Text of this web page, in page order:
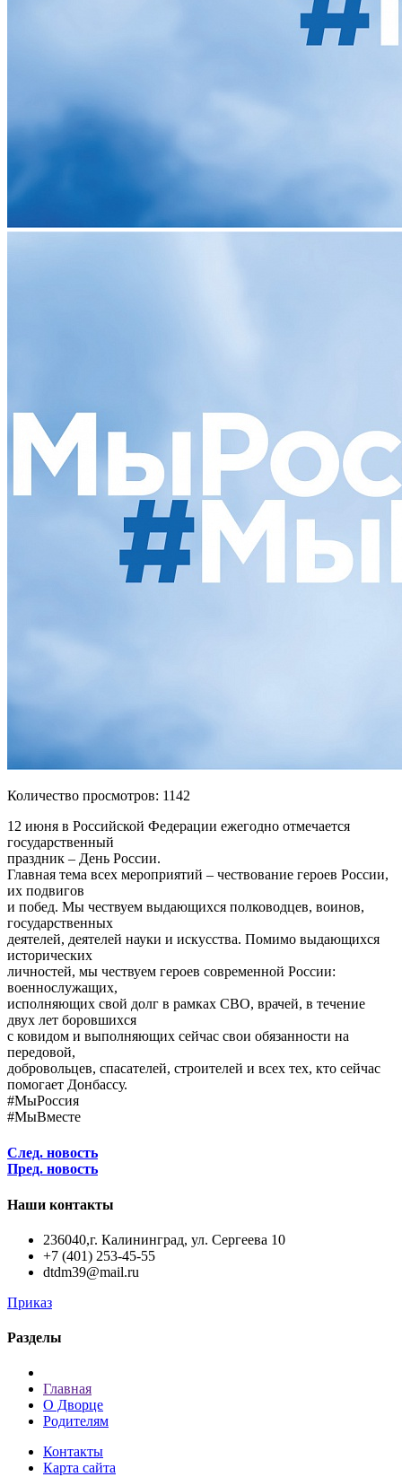
Количество просмотров: 1142
12 июня в Российской Федерации ежегодно отмечается
государственный
праздник – День России.
Главная тема всех мероприятий – чествование героев России,
их подвигов
и побед. Мы чествуем выдающихся полководцев, воинов,
государственных
деятелей, деятелей науки и искусства. Помимо выдающихся
исторических
личностей, мы чествуем героев современной России:
военнослужащих,
исполняющих свой долг в рамках СВО, врачей, в течение
двух лет боровшихся
с ковидом и выполняющих сейчас свои обязанности на
передовой,
добровольцев, спасателей, строителей и всех тех, кто сейчас
помогает Донбассу.
#МыРоссия
#МыВместе
След. новость
Пред. новость
Наши контакты
236040,г. Калининград, ул. Сергеева 10
+7 (401) 253-45-55
dtdm39@mail.ru
Приказ
Разделы
Главная
О Дворце
Родителям
Контакты
Карта сайта